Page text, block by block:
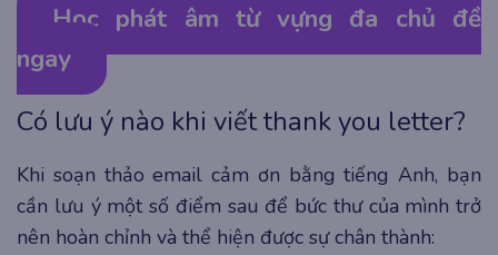
Học phát âm từ vựng đa chủ đề
ngay
Có lưu ý nào khi viết thank you letter?
Khi soạn thảo email cảm ơn bằng tiếng Anh, bạn
cần lưu ý một số điểm sau để bức thư của mình trở
nên hoàn chỉnh và thể hiện được sự chân thành: